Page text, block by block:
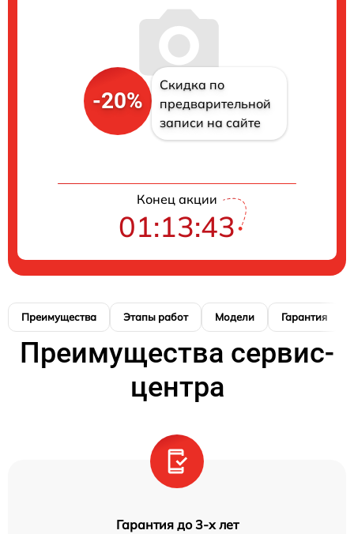
-20%
Скидка по
предварительной
записи на сайте
Конец акции
01:13:42
Преимущества Этапы работ Модели Гарантия
Преимущества сервис-
центра
Гарантия до 3-х лет